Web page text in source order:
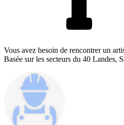
Vous avez besoin de rencontrer un
Basée sur les secteurs du 40 Landes,